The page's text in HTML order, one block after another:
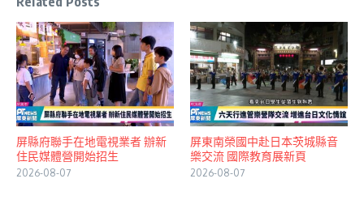
屏縣府聯手在地電視業者 辦新
住民媒體營開始招生
2026-08-07
屏東南榮國中赴日本茨城縣音
樂交流 國際教育展新頁
2026-08-07